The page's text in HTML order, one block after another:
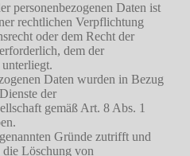
personenbezogenen Daten ist
rechtlichen Verpflichtung
oder dem Recht der
dem der
Daten wurden in Bezug
der
gemäß Art. 8 Abs. 1
Gründe zutrifft und
die Löschung von